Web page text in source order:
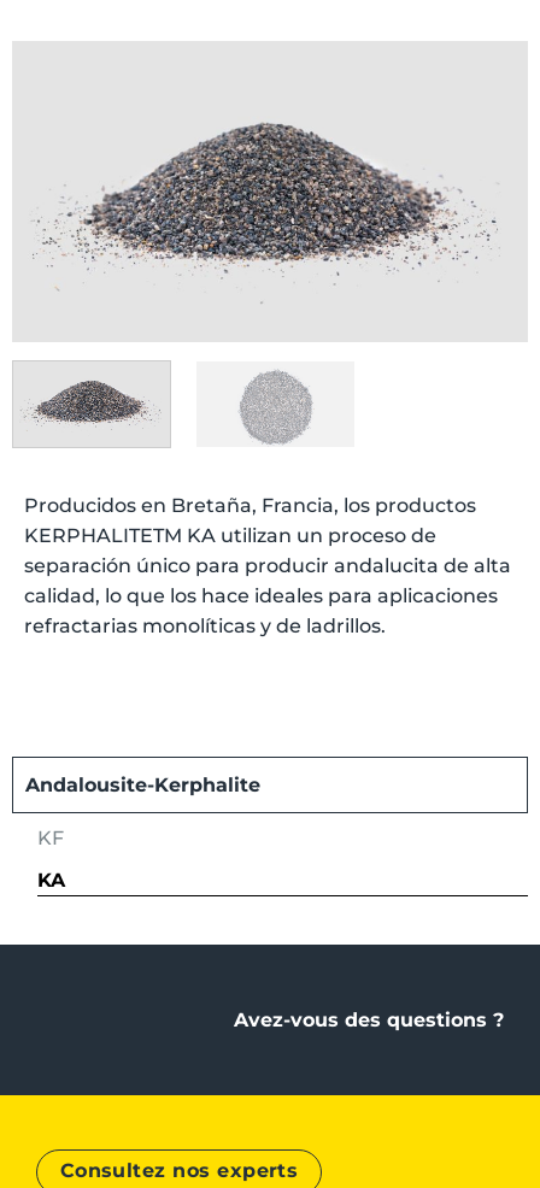
Andalousite-Kerphalite
KF
KA
Producidos en Bretaña, Francia, los productos
KERPHALITETM KA utilizan un proceso de
separación único para producir andalucita de alta
calidad, lo que los hace ideales para aplicaciones
refractarias monolíticas y de ladrillos.
Avez-vous des questions ?
Consultez nos experts